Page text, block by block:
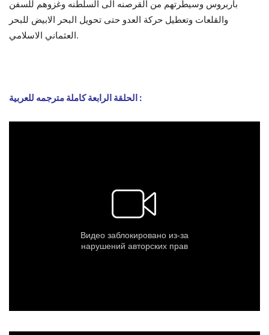
باربروس وسيطرتهم من القرصنه الى السلطنه وغزوهم للسفن
والقلعات وتعطيل حركة العدو حتى تحويل البحر الابيض للبحر
العثماني الاسلامي.
الحلقة الرابعة كاملة مترجمه للعربية :